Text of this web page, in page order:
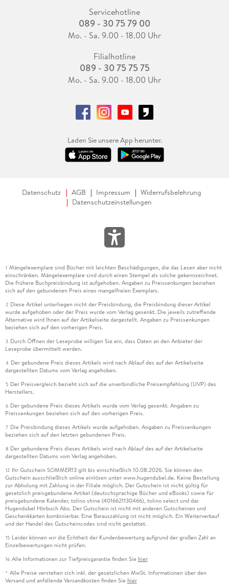
Servicehotline
089 - 30 75 79 00
Mo. - Sa. 9.00 - 18.00 Uhr
Filialhotline
089 - 30 75 75 75
Mo. - Sa. 9.00 - 18.00 Uhr
Laden Sie unsere App herunter.
Datenschutz AGB Impressum
Widerrufsbelehrung
Datenschutzeinstellungen
1 Mängelexemplare sind Bücher mit leichten Beschädigungen, die das Lesen aber nicht
einschränken. Mängelexemplare sind durch einen Stempel als solche gekennzeichnet.
Die frühere Buchpreisbindung ist aufgehoben. Angaben zu Preissenkungen beziehen
sich auf den gebundenen Preis eines mangelfreien Exemplars.
2 Diese Artikel unterliegen nicht der Preisbindung, die Preisbindung dieser Artikel
wurde aufgehoben oder der Preis wurde vom Verlag gesenkt. Die jeweils zutreffende
Alternative wird Ihnen auf der Artikelseite dargestellt. Angaben zu Preissenkungen
beziehen sich auf den vorherigen Preis.
3 Durch Öffnen der Leseprobe willigen Sie ein, dass Daten an den Anbieter der
Leseprobe übermittelt werden.
4 Der gebundene Preis dieses Artikels wird nach Ablauf des auf der Artikelseite
dargestellten Datums vom Verlag angehoben.
5 Der Preisvergleich bezieht sich auf die unverbindliche Preisempfehlung (UVP) des
Herstellers.
6 Der gebundene Preis dieses Artikels wurde vom Verlag gesenkt. Angaben zu
Preissenkungen beziehen sich auf den vorherigen Preis.
7 Die Preisbindung dieses Artikels wurde aufgehoben. Angaben zu Preissenkungen
beziehen sich auf den letzten gebundenen Preis.
8 Der gebundene Preis dieses Artikels wird nach Ablauf des auf der Artikelseite
dargestellten Datums vom Verlag angehoben.
12 Ihr Gutschein SOMMER13 gilt bis einschließlich 10.08.2026. Sie können den
Gutschein ausschließlich online einlösen unter www.hugendubel.de. Keine Bestellung
zur Abholung mit Zahlung in der Filiale möglich. Der Gutschein ist nicht gültig für
gesetzlich preisgebundene Artikel (deutschsprachige Bücher und eBooks) sowie für
preisgebundene Kalender, tolino shine (4016621130466), tolino select und das
Hugendubel Hörbuch Abo. Der Gutschein ist nicht mit anderen Gutscheinen und
Geschenkkarten kombinierbar. Eine Barauszahlung ist nicht möglich. Ein Weiterverkauf
und der Handel des Gutscheincodes sind nicht gestattet.
15 Leider können wir die Echtheit der Kundenbewertung aufgrund der großen Zahl an
Einzelbewertungen nicht prüfen.
16 Alle Informationen zur Tiefpreisgarantie finden Sie hier
* Alle Preise verstehen sich inkl. der gesetzlichen MwSt. Informationen über den
Versand und anfallende Versandkosten finden Sie hier